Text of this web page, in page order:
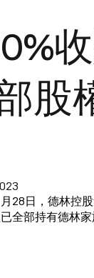
股
月28日，德林控
全部持有德林